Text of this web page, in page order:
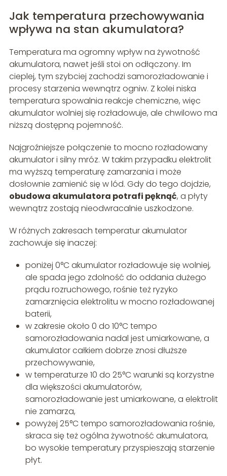
Jak temperatura przechowywania
wpływa na stan akumulatora?
Temperatura ma ogromny wpływ na żywotność
akumulatora, nawet jeśli stoi on odłączony. Im
cieplej, tym szybciej zachodzi samorozładowanie i
procesy starzenia wewnątrz ogniw. Z kolei niska
temperatura spowalnia reakcje chemiczne, więc
akumulator wolniej się rozładowuje, ale chwilowo ma
niższą dostępną pojemność.
Najgroźniejsze połączenie to mocno rozładowany
akumulator i silny mróz. W takim przypadku elektrolit
ma wyższą temperaturę zamarzania i może
dosłownie zamienić się w lód. Gdy do tego dojdzie,
obudowa akumulatora potrafi pęknąć, a płyty
wewnątrz zostają nieodwracalnie uszkodzone.
W różnych zakresach temperatur akumulator
zachowuje się inaczej:
poniżej 0°C akumulator rozładowuje się wolniej,
ale spada jego zdolność do oddania dużego
prądu rozruchowego, rośnie też ryzyko
zamarznięcia elektrolitu w mocno rozładowanej
baterii,
w zakresie około 0 do 10°C tempo
samorozładowania nadal jest umiarkowane, a
akumulator całkiem dobrze znosi dłuższe
przechowywanie,
w temperaturze 10 do 25°C warunki są korzystne
dla większości akumulatorów,
samorozładowanie jest umiarkowane, a elektrolit
nie zamarza,
powyżej 25°C tempo samorozładowania rośnie,
skraca się też ogólna żywotność akumulatora,
bo wysokie temperatury przyspieszają starzenie
płyt.